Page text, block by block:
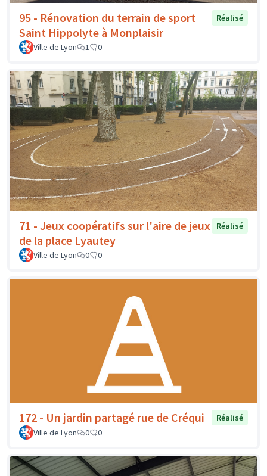
95 - Rénovation du terrain de sport
Saint Hippolyte à Monplaisir
Réalisé
Ville de Lyon 1 0
71 - Jeux coopératifs sur l'aire de jeux
de la place Lyautey
Réalisé
Ville de Lyon 0 0
172 - Un jardin partagé rue de Créqui
Réalisé
Ville de Lyon
0 0